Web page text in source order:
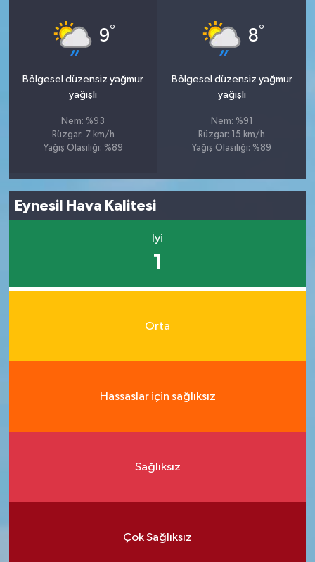
9°
Bölgesel düzensiz yağmur
yağışlı
Nem: %93
Rüzgar: 7 km/h
Yağış Olasılığı: %89
8°
Bölgesel düzensiz yağmur
yağışlı
Nem: %91
Rüzgar: 15 km/h
Yağış Olasılığı: %89
Eynesil Hava Kalitesi
İyi
1
Orta
Hassaslar için sağlıksız
Sağlıksız
Çok Sağlıksız